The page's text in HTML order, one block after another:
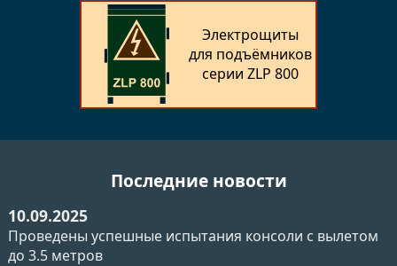
Электрощиты
для подъёмников
серии ZLP 800
Последние новости
10.09.2025
Проведены успешные испытания консоли с вылетом
до 3.5 метров